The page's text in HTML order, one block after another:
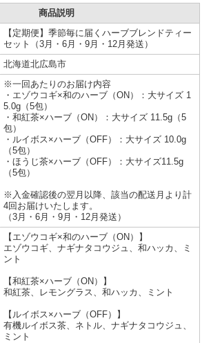
商品説明
【定期便】季節毎に届くハーブブレンドティー
セット（3月・6月・9月・12月発送）
北海道北広島市
※一回あたりのお届け内容
・エゾウコギ×和のハーブ（ON）：大サイズ 1
5.0g（5包）
・和紅茶×ハーブ（ON）：大サイズ 11.5g（5
包）
・ルイボス×ハーブ（OFF）：大サイズ 10.0g
（5包）
・ほうじ茶×ハーブ（OFF）：大サイズ11.5g
（5包）
※入金確認後の翌月以降、該当の配送月より計
4回お届けいたします。
（3月・6月・9月・12月発送）
【エゾウコギ×和のハーブ（ON）】
エゾウコギ、ナギナタコウジュ、和ハッカ、ミ
ント
【和紅茶×ハーブ（ON）】
和紅茶、レモングラス、和ハッカ、ミント
【ルイボス×ハーブ（OFF）】
有機ルイボス茶、ネトル、ナギナタコウジュ、
ミント